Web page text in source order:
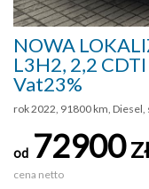
NOWA
L3H2, 2,2
Vat23%
rok 2022, 91800 km, Diesel,
od 72900
cena netto